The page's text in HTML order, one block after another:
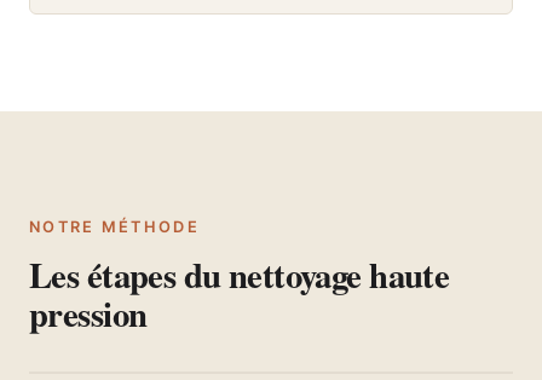
NOTRE MÉTHODE
Les étapes du nettoyage haute
pression